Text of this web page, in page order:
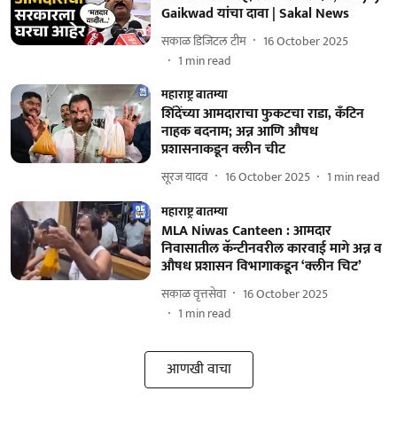
Gaikwad यांचा दावा | Sakal News
सकाळ डिजिटल टीम
16 October 2025
1 min read
महाराष्ट्र बातम्या
शिंदेंच्या आमदाराचा फुकटचा राडा, कँटिन
नाहक बदनाम; अन्न आणि औषध
प्रशासनाकडून क्लीन चीट
सूरज यादव 16 October 2025 1 min read
महाराष्ट्र बातम्या
MLA Niwas Canteen : आमदार
निवासातील कॅन्टीनवरील कारवाई मागे अन्न व
औषध प्रशासन विभागाकडून ‘क्लीन चिट’
सकाळ वृत्तसेवा
16 October 2025
1 min read
आणखी वाचा